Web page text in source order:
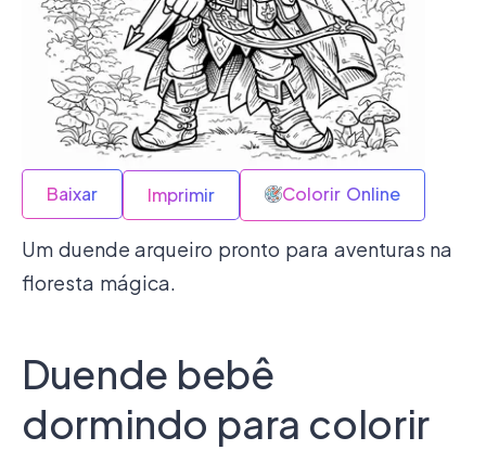
Baixar Imprimir Colorir Online
Um duende arqueiro pronto para aventuras na
floresta mágica.
Duende bebê
dormindo para colorir